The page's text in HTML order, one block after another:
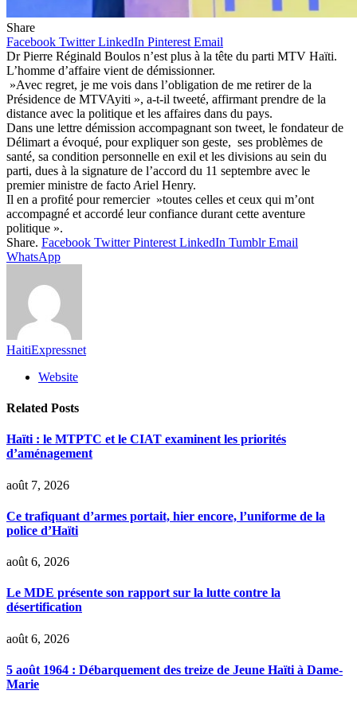
Share
Facebook Twitter LinkedIn Pinterest Email
Dr Pierre Réginald Boulos n’est plus à la tête du parti MTV Haïti.
L’homme d’affaire vient de démissionner.
»Avec regret, je me vois dans l’obligation de me retirer de la
Présidence de MTVAyiti », a-t-il tweeté, affirmant prendre de la
distance avec la politique et les affaires dans du pays.
Dans une lettre démission accompagnant son tweet, le fondateur de
Délimart a évoqué, pour expliquer son geste, ses problèmes de
santé, sa condition personnelle en exil et les divisions au sein du
parti, dues à la signature de l’accord du 11 septembre avec le
premier ministre de facto Ariel Henry.
Il en a profité pour remercier »toutes celles et ceux qui m’ont
accompagné et accordé leur confiance durant cette aventure
politique ».
Share. Facebook Twitter Pinterest LinkedIn Tumblr Email
WhatsApp
HaitiExpressnet
Website
Related Posts
Haïti : le MTPTC et le CIAT examinent les priorités
d’aménagement
août 7, 2026
Ce trafiquant d’armes portait, hier encore, l’uniforme de la
police d’Haïti
août 6, 2026
Le MDE présente son rapport sur la lutte contre la
désertification
août 6, 2026
5 août 1964 : Débarquement des treize de Jeune Haïti à Dame-
Marie